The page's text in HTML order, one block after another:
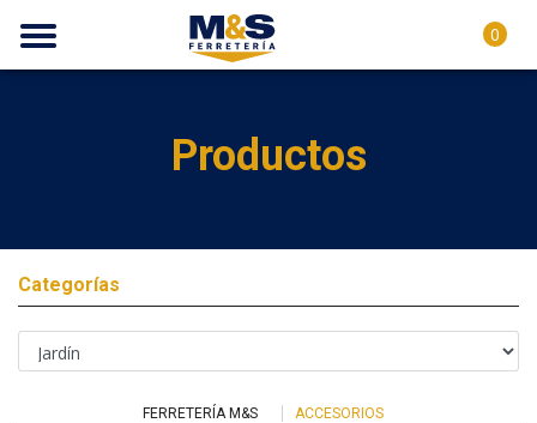
0
Productos
Categorías
FERRETERÍA M&S ACCESORIOS